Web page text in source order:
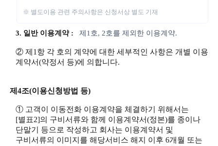
※ 별도이용 관련 주의사항은 신청서상 별도 기재
3. 일반 이용계약 : 제1호, 2호를 제외한 이용계약.
② 제1항 각 호의 계약에 대한 세부적인 사항은 개별 이용
계약서(약정서 등)에 의합니다.
제4조(이용신청방법 등)
① 고객이 이동전화 이용계약을 체결하기 위해서는
[별표2]의 구비서류와 함께 이용계약서(정본)를 종이나
단말기 등으로 작성하고 회사는 이용계약서 및
구비서류의 이미지를 해당서비스 해지 이후 6개월 또는